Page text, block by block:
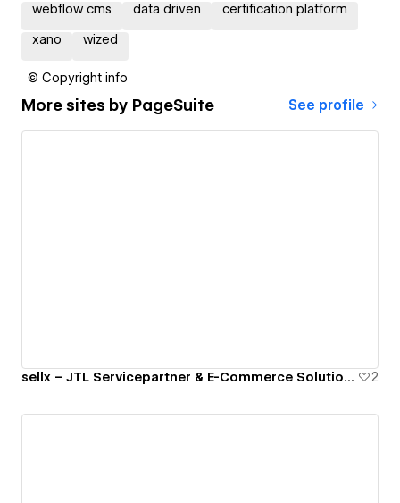
webflow cms data driven certification platform
xano wized
© Copyright info
More sites by PageSuite See profile
sellx – JTL Servicepartner & E-Commerce Solutions 2